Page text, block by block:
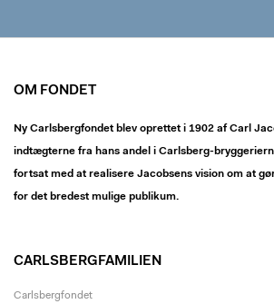
OM FONDET
Ny Carlsbergfondet blev oprettet i 1902 af Carl
indtægterne fra hans andel i Carlsberg-
fortsat med at realisere Jacobsens vision om at
for det bredest mulige publikum.
CARLSBERGFAMILIEN
Carlsbergfondet